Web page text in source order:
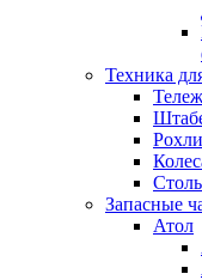
Техника
Рохли
Запасные
Атол